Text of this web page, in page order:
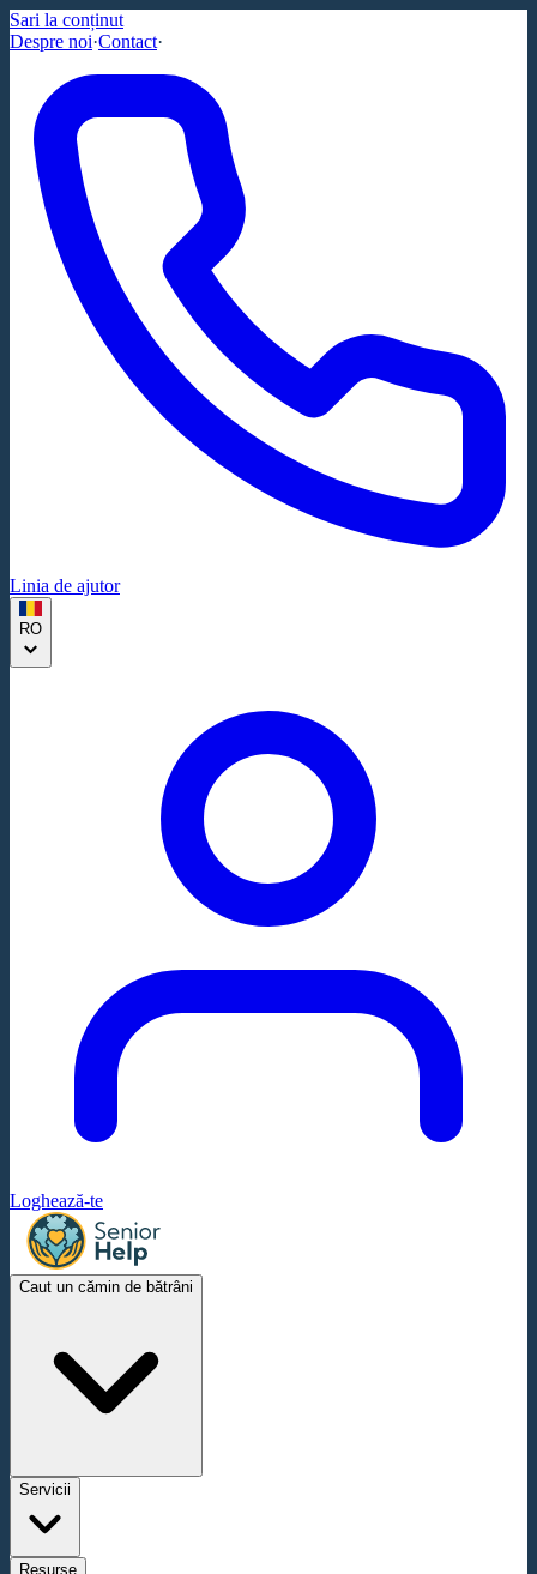
Sari la conținut
Despre noi·Contact·
Linia de ajutor
RO
Loghează-te
Caut un cămin de bătrâni
Servicii
Resurse